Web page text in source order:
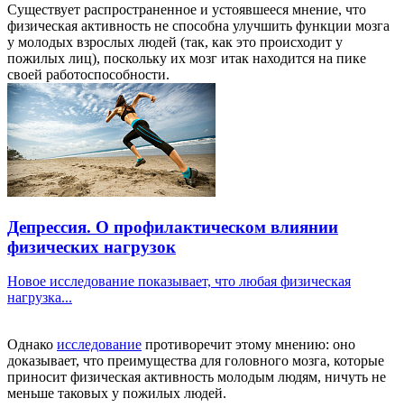
Существует распространенное и устоявшееся мнение, что
физическая активность не способна улучшить функции мозга
у молодых взрослых людей (так, как это происходит у
пожилых лиц), поскольку их мозг итак находится на пике
своей работоспособности.
Депрессия. О профилактическом влиянии
физических нагрузок
Новое исследование показывает, что любая физическая
нагрузка...
Однако исследование противоречит этому мнению: оно
доказывает, что преимущества для головного мозга, которые
приносит физическая активность молодым людям, ничуть не
меньше таковых у пожилых людей.